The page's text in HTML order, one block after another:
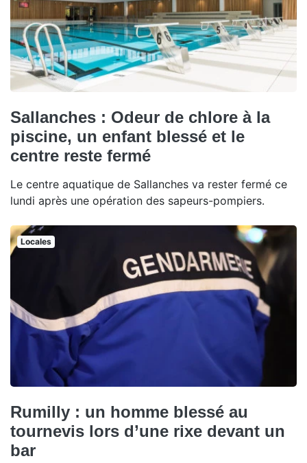
Sallanches : Odeur de chlore à la
piscine, un enfant blessé et le
centre reste fermé
Le centre aquatique de Sallanches va rester fermé ce
lundi après une opération des sapeurs-pompiers.
Locales
Rumilly : un homme blessé au
tournevis lors d’une rixe devant un
bar